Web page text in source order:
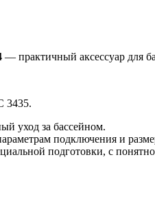
— практичный аксессуар для
3435.
уход за бассейном.
подключения и
подготовки, с